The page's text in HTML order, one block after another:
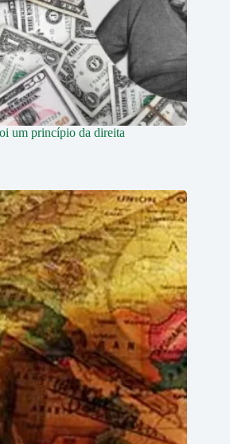
um princípio da direita